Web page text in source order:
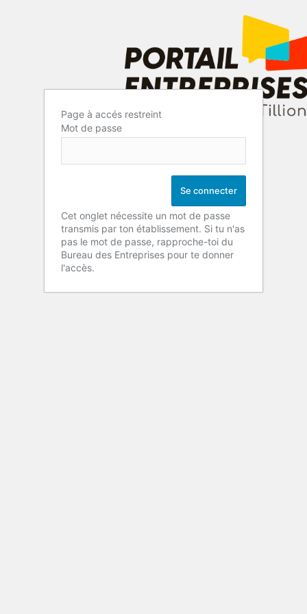
Page à accés restreint
Mot de passe
Cet onglet nécessite un mot de passe
transmis par ton établissement. Si tu n'as
pas le mot de passe, rapproche-toi du
Bureau des Entreprises pour te donner
l'accès.